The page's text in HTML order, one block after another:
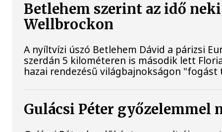
Betlehem szerint az idő
Wellbrockon
A nyíltvízi úszó Betlehem Dávid a párizsi
szerdán 5 kilométeren is második lett
hazai rendezésű világbajnokságon
Gulácsi Péter